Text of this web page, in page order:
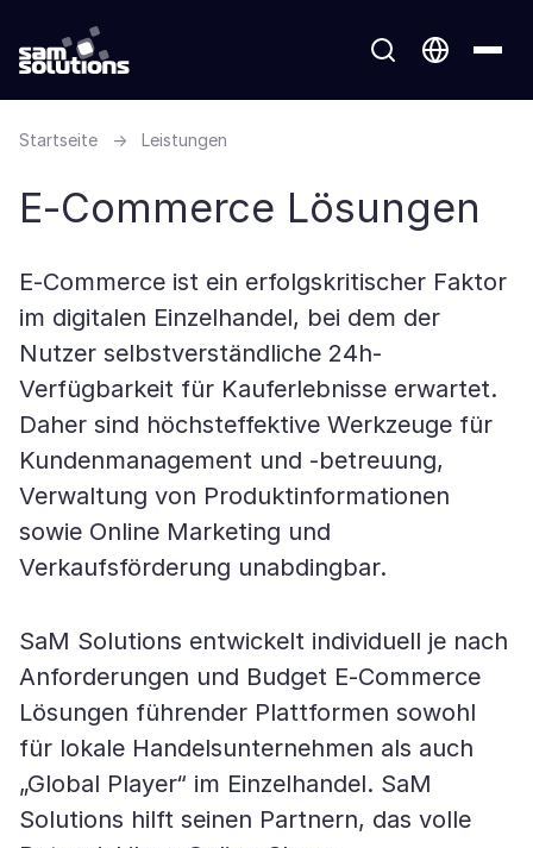
Startseite → Leistungen
E-Commerce Lösungen
E-Commerce ist ein erfolgskritischer Faktor
im digitalen Einzelhandel, bei dem der
Nutzer selbstverständliche 24h-
Verfügbarkeit für Kauferlebnisse erwartet.
Daher sind höchsteffektive Werkzeuge für
Kundenmanagement und -betreuung,
Verwaltung von Produktinformationen
sowie Online Marketing und
Verkaufsförderung unabdingbar.
SaM Solutions entwickelt individuell je nach
Anforderungen und Budget E-Commerce
Lösungen führender Plattformen sowohl
für lokale Handelsunternehmen als auch
„Global Player“ im Einzelhandel. SaM
Solutions hilft seinen Partnern, das volle